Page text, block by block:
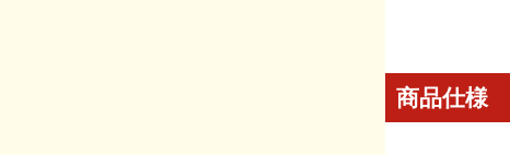
商品仕様